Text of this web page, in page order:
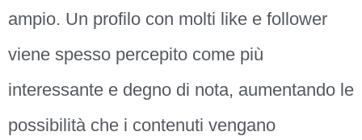
ampio. Un profilo con molti like e follower
viene spesso percepito come più
interessante e degno di nota, aumentando le
possibilità che i contenuti vengano